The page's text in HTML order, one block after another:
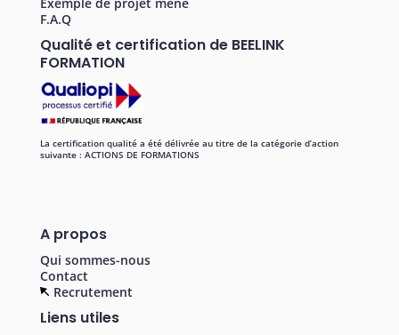
F.A.Q
Qualité et certification de BEELINK
FORMATION
La certification qualité a été délivrée au titre de la catégorie d’action
suivante : ACTIONS DE FORMATIONS
A propos
Qui sommes-nous
Contact
Recrutement
Liens utiles